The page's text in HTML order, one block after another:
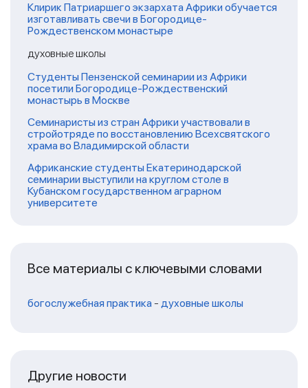
Клирик Патриаршего экзархата Африки обучается
изготавливать свечи в Богородице-
Рождественском монастыре
духовные школы
Студенты Пензенской семинарии из Африки
посетили Богородице-Рождественский
монастырь в Москве
Семинаристы из стран Африки участвовали в
стройотряде по восстановлению Всехсвятского
храма во Владимирской области
Африканские студенты Екатеринодарской
семинарии выступили на круглом столе в
Кубанском государственном аграрном
университете
Все материалы с ключевыми словами
богослужебная практика - духовные школы
Другие новости